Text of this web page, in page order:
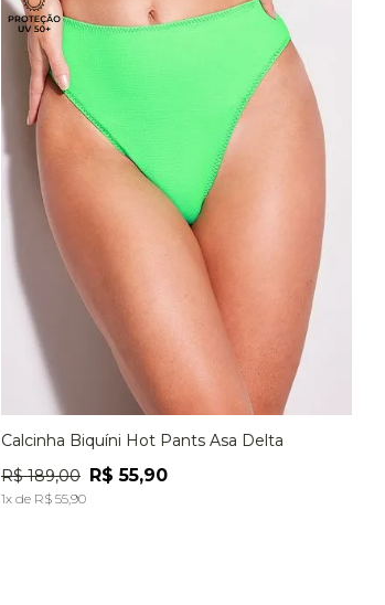
P M G
ADICIONAR À SACOLA
Calcinha Biquíni Hot Pants Asa Delta
R$ 189,00 R$ 55,90
1x de R$ 55,90